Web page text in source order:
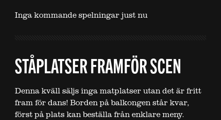
Inga kommande spelningar just nu
STÅPLATSER FRAMFÖR SCEN
Denna kväll säljs inga matplatser utan det är fritt
fram för dans! Borden på balkongen står kvar,
först på plats kan beställa från enklare meny.